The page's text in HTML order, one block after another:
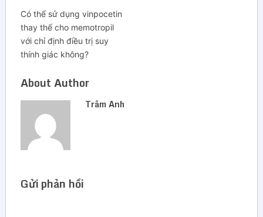
Có thể sử dụng vinpocetin
thay thế cho memotropil
với chỉ định điều trị suy
thính giác không?
About Author
Trâm Anh
Gửi phản hồi